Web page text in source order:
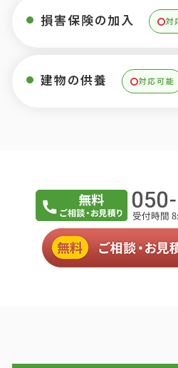
損害保険の加入 対
建物の供養 対応可能